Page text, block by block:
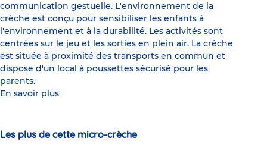
communication gestuelle. L'environnement de la
crèche est conçu pour sensibiliser les enfants à
l'environnement et à la durabilité. Les activités sont
centrées sur le jeu et les sorties en plein air. La crèche
est située à proximité des transports en commun et
dispose d'un local à poussettes sécurisé pour les
parents.
En savoir plus
Les plus de cette micro-crèche